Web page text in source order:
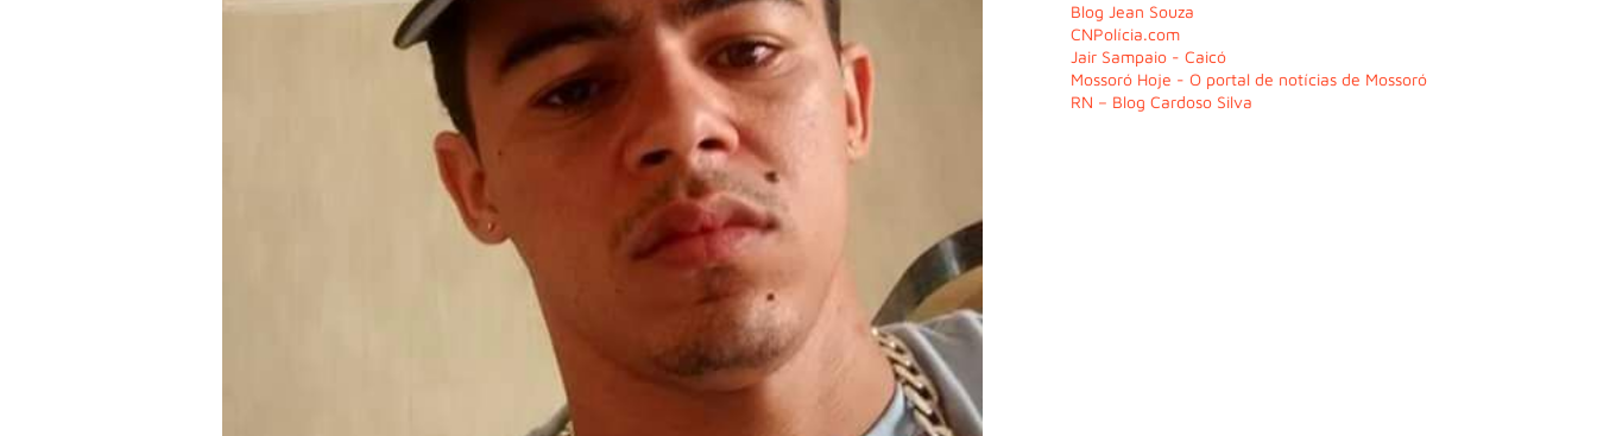
Blog Jean Souza
CNPolícia.com
Jair Sampaio - Caicó
Mossoró Hoje - O portal de notícias de Mossoró
RN – Blog Cardoso Silva